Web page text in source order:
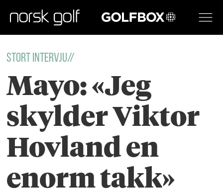
GOLFBOX
STORT INTERVJU//
Mayo: «Jeg
skylder Viktor
Hovland en
enorm takk»